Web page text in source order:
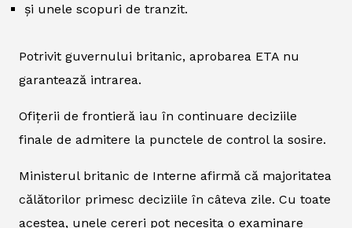
și unele scopuri de tranzit.
Potrivit guvernului britanic, aprobarea ETA nu
garantează intrarea.
Ofițerii de frontieră iau în continuare deciziile
finale de admitere la punctele de control la sosire.
Ministerul britanic de Interne afirmă că majoritatea
călătorilor primesc deciziile în câteva zile. Cu toate
acestea, unele cereri pot necesita o examinare